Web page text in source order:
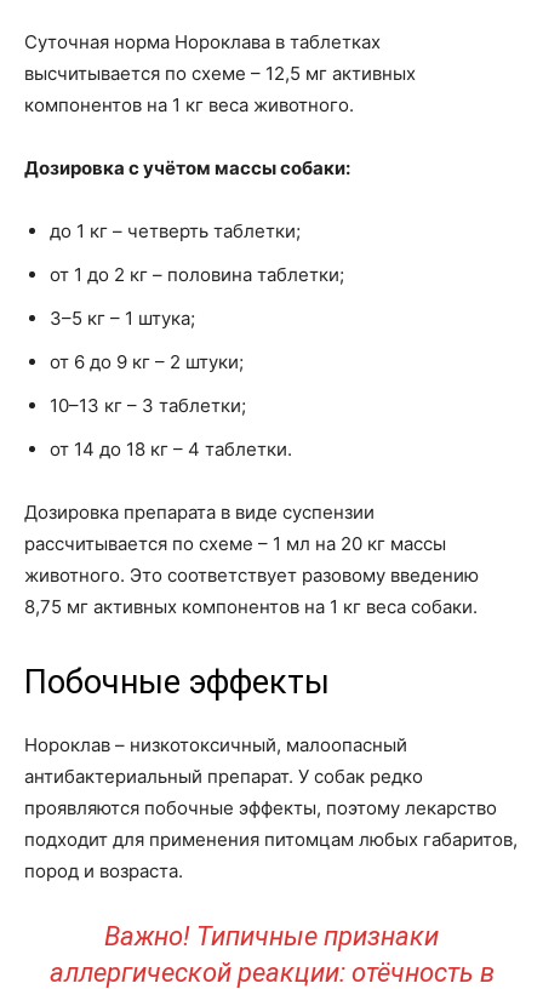
Суточная норма Нороклава в таблетках
высчитывается по схеме – 12,5 мг активных
компонентов на 1 кг веса животного.
Дозировка с учётом массы собаки:
до 1 кг – четверть таблетки;
от 1 до 2 кг – половина таблетки;
3–5 кг – 1 штука;
от 6 до 9 кг – 2 штуки;
10–13 кг – 3 таблетки;
от 14 до 18 кг – 4 таблетки.
Дозировка препарата в виде суспензии
рассчитывается по схеме – 1 мл на 20 кг массы
животного. Это соответствует разовому введению
8,75 мг активных компонентов на 1 кг веса собаки.
Побочные эффекты
Нороклав – низкотоксичный, малоопасный
антибактериальный препарат. У собак редко
проявляются побочные эффекты, поэтому лекарство
подходит для применения питомцам любых габаритов,
пород и возраста.
Важно! Типичные признаки
аллергической реакции: отёчность в